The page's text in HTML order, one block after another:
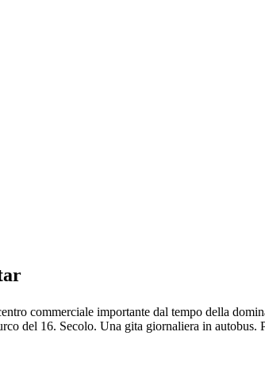
commerciale importante dal tempo della
del 16. Secolo. Una gita giornaliera in